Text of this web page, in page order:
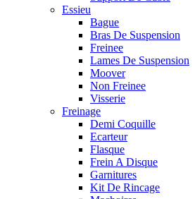
Essieu
Bague
Bras De Suspension
Freinee
Lames De Suspension
Moover
Non Freinee
Visserie
Freinage
Demi Coquille
Ecarteur
Flasque
Frein A Disque
Garnitures
Kit De Rincage